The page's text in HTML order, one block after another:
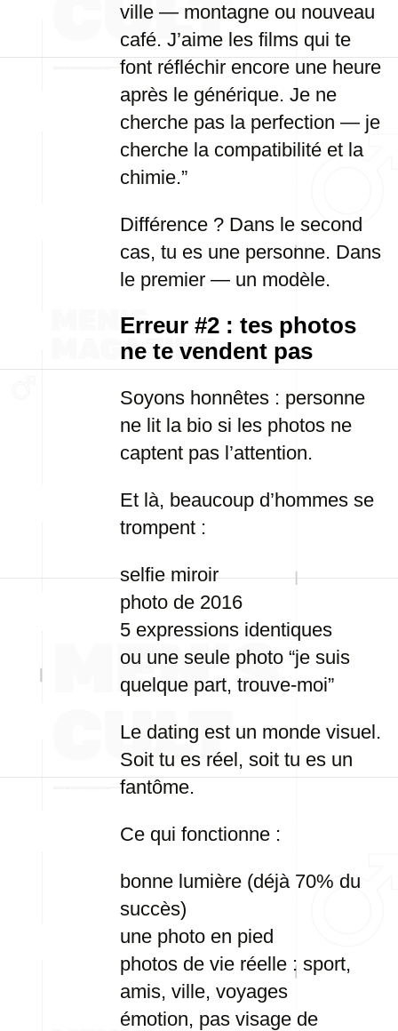
ville — montagne ou nouveau
café. J’aime les films qui te
font réfléchir encore une heure
après le générique. Je ne
cherche pas la perfection — je
cherche la compatibilité et la
chimie.”
Différence ? Dans le second
cas, tu es une personne. Dans
le premier — un modèle.
Erreur #2 : tes photos
ne te vendent pas
Soyons honnêtes : personne
ne lit la bio si les photos ne
captent pas l’attention.
Et là, beaucoup d’hommes se
trompent :
selfie miroir
photo de 2016
5 expressions identiques
ou une seule photo “je suis
quelque part, trouve-moi”
Le dating est un monde visuel.
Soit tu es réel, soit tu es un
fantôme.
Ce qui fonctionne :
bonne lumière (déjà 70% du
succès)
une photo en pied
photos de vie réelle : sport,
amis, ville, voyages
émotion, pas visage de